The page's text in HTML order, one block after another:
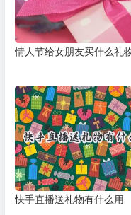
情人节给女朋友买什么礼
快手直播送礼物有什么用